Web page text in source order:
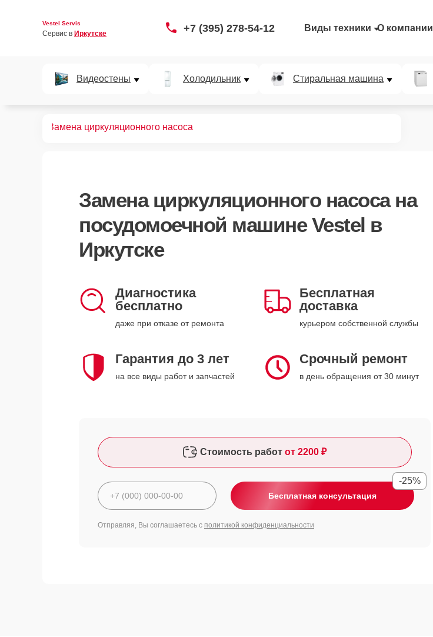
Vestel Servis
Сервис в Иркутске +7 (395) 278-54-12 Виды техники О компании
Видеостены Холодильник Стиральная машина
Замена циркуляционного насоса
Замена циркуляционного насосана
посудомоечной машине Vestel в
Иркутске
Диагностика
бесплатно
даже при отказе от ремонта
Бесплатная
доставка
курьером собственной службы
Гарантия до 3 лет
на все виды работ и запчастей
Срочный ремонт
в день обращения от 30 минут
Стоимость работ от 2200 ₽
Бесплатная консультация
-25%
Отправляя, Вы соглашаетесь с политикой конфиденциальности